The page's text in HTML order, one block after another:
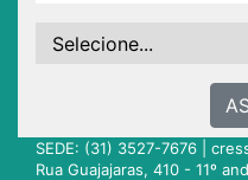
SEDE: (31) 3527-7676 |
Rua Guajajaras, 410 - 11º